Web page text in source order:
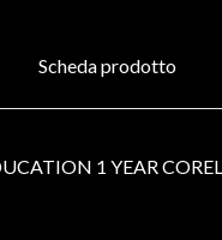
Scheda prodotto
1 YEAR